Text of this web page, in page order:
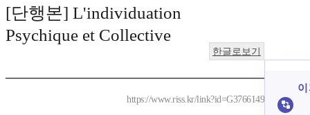
[단행본] L'individuation
Psychique et Collective
한글로보기
https://www.riss.kr/link?id=G3766149
이